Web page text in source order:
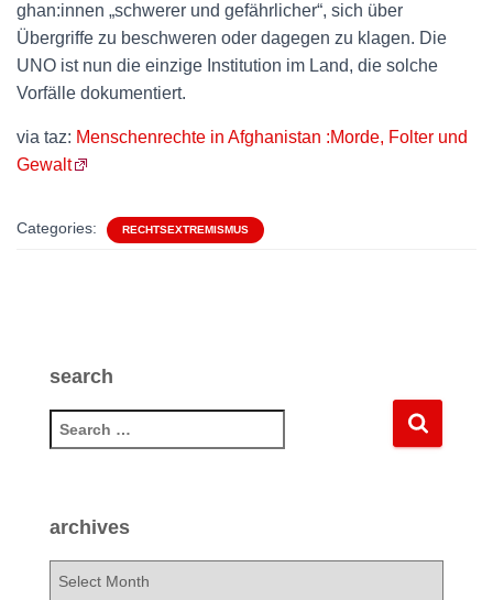
gha­n:in­nen „schwerer und gefährlicher“, sich über
Übergriffe zu beschweren oder dagegen zu klagen. Die
UNO ist nun die einzige Institution im Land, die solche
Vorfälle dokumentiert.
via taz: Menschenrechte in Afghanistan :Morde, Folter und
Gewalt
Categories: RECHTSEXTREMISMUS
search
e
f
archives